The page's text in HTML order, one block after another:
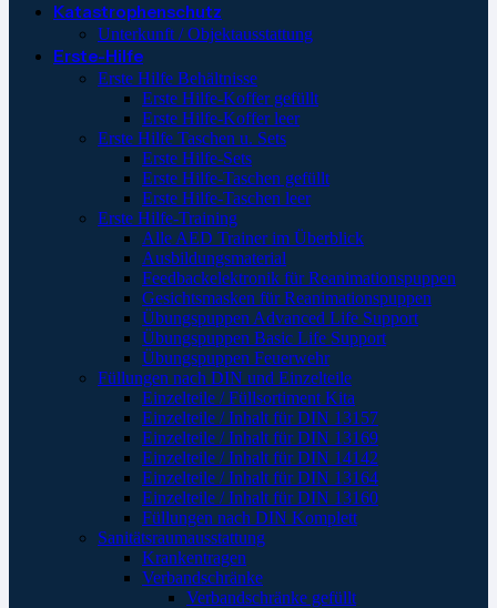
Katastrophenschutz
Unterkunft / Objektausstattung
Erste-Hilfe
Erste Hilfe Behältnisse
Erste Hilfe-Koffer gefüllt
Erste Hilfe-Koffer leer
Erste Hilfe Taschen u. Sets
Erste Hilfe-Sets
Erste Hilfe-Taschen gefüllt
Erste Hilfe-Taschen leer
Erste Hilfe-Training
Alle AED Trainer im Überblick
Ausbildungsmaterial
Feedbackelektronik für Reanimationspuppen
Gesichtsmasken für Reanimationspuppen
Übungspuppen Advanced Life Support
Übungspuppen Basic Life Support
Übungspuppen Feuerwehr
Füllungen nach DIN und Einzelteile
Einzelteile / Füllsortiment Kita
Einzelteile / Inhalt für DIN 13157
Einzelteile / Inhalt für DIN 13169
Einzelteile / Inhalt für DIN 14142
Einzelteile / Inhalt für DIN 13164
Einzelteile / Inhalt für DIN 13160
Füllungen nach DIN Komplett
Sanitätsraumausstattung
Krankentragen
Verbandschränke
Verbandschränke gefüllt